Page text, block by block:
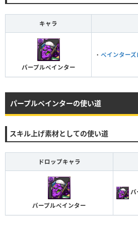
キャラ
パープルペインター
・ ペインターズ
パープルペインターの使い道
スキル上げ素材としての使い道
ドロップキャラ
パープルペインター
パ